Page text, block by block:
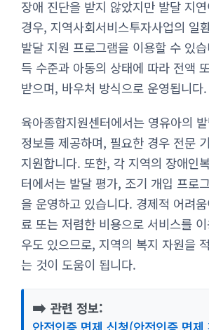
장애 진단을 받지 않았지만 발달 지
경우, 지역사회서비스투자사업의 일
발달 지원 프로그램을 이용할 수 있
득 수준과 아동의 상태에 따라 전액
받으며, 바우처 방식으로 운영됩니다.
육아종합지원센터에서는 영유아의
정보를 제공하며, 필요한 경우 전문
지원합니다. 또한, 각 지역의 장애인
터에서는 발달 평가, 조기 개입 프로
을 운영하고 있습니다. 경제적 어려
료 또는 저렴한 비용으로 서비스를
우도 있으므로, 지역의 복지 자원을
는 것이 도움이 됩니다.
➡️ 관련 정보: